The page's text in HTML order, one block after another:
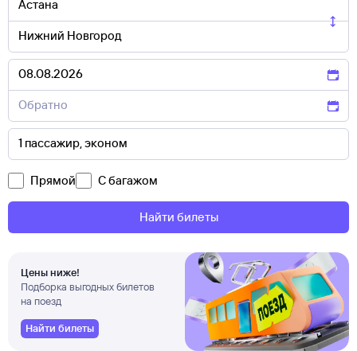
Прямой С багажом
Найти билеты
Цены ниже!
Подборка выгодных билетов
на поезд
Найти билеты